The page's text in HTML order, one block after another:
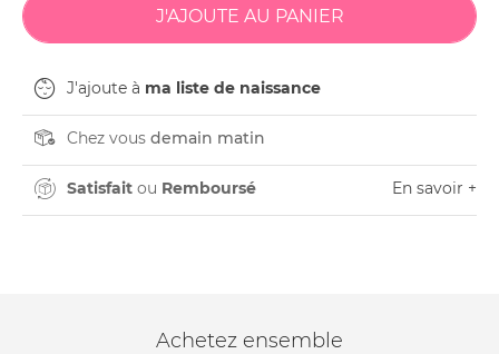
J'ajoute à ma liste de naissance
Chez vous demain matin
Satisfait ou Remboursé En savoir +
Achetez ensemble